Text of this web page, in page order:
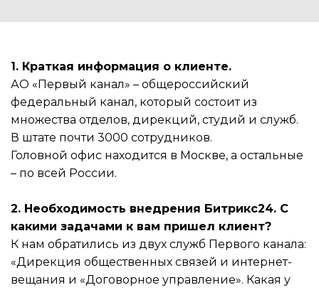
1. Краткая информация о клиенте.
АО «Первый канал» – общероссийский
федеральный канал, который состоит из
множества отделов, дирекций, студий и служб.
В штате почти 3000 сотрудников.
Головной офис находится в Москве, а остальные
– по всей России.
2. Необходимость внедрения Битрикс24. С
какими задачами к вам пришел клиент?
К нам обратились из двух служб Первого канала:
«Дирекция общественных связей и интернет-
вещания и «Договорное управление». Какая у